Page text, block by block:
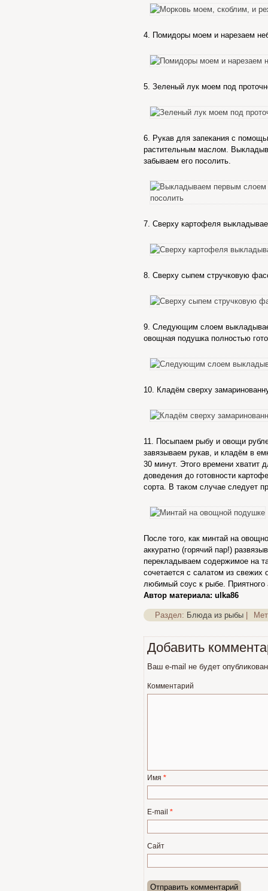
4. Помидоры моем и нарезаем
5. Зеленый лук моем под
6. Рукав для запекания с
растительным маслом.
забываем его посолить.
7. Сверху картофеля
8. Сверху сыпем стручковую
9. Следующим слоем
овощная подушка полностью
10. Кладём сверху
11. Посыпаем рыбу и овощи
завязываем рукав, и кладём в
30 минут. Этого времени хватит
доведения до готовности
сорта. В таком случае следует
После того, как минтай на
аккуратно (горячий пар!)
перекладываем содержимое на
сочетается с салатом из
любимый соус к рыбе. Приятного
Автор материала: ulka86
Раздел: Блюда из рыбы
Добавить
Ваш e-mail не будет
Комментарий
Имя *
E-mail *
Сайт